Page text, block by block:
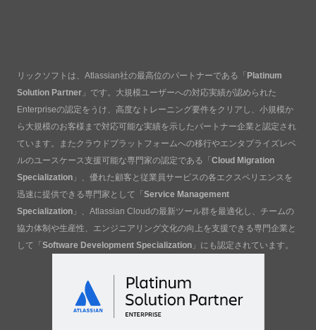
リックソフトは、Atlassian社の最高位のパートナーである「 Platinum
Solution Partner 」です。大規模ユーザーへの対応実績が認められた
Enterpriseの認定をうけ、高度なトレーニング要件をクリアし、小規模か
ら大規模のお客様まで対応可能な実績を示したパートナー企業と認定され
ています。またクラウドプラットフォームへの移行やエンタプライズレベ
ルのユースケース支援可能な専門家の認定である「 Cloud Migration
Specialization 」、優れた顧客と従業員サービスの各エクスペリエンスを
迅速に提供できる専門家として「 Service Management
Specialization 」、Atlassian Cloudの最新ツール群を最適化し、チームの
協力体制や生産性、エンジニアリング文化の向上を支援できる専門企業と
して「 Software Development Specialization 」にも認定されています。